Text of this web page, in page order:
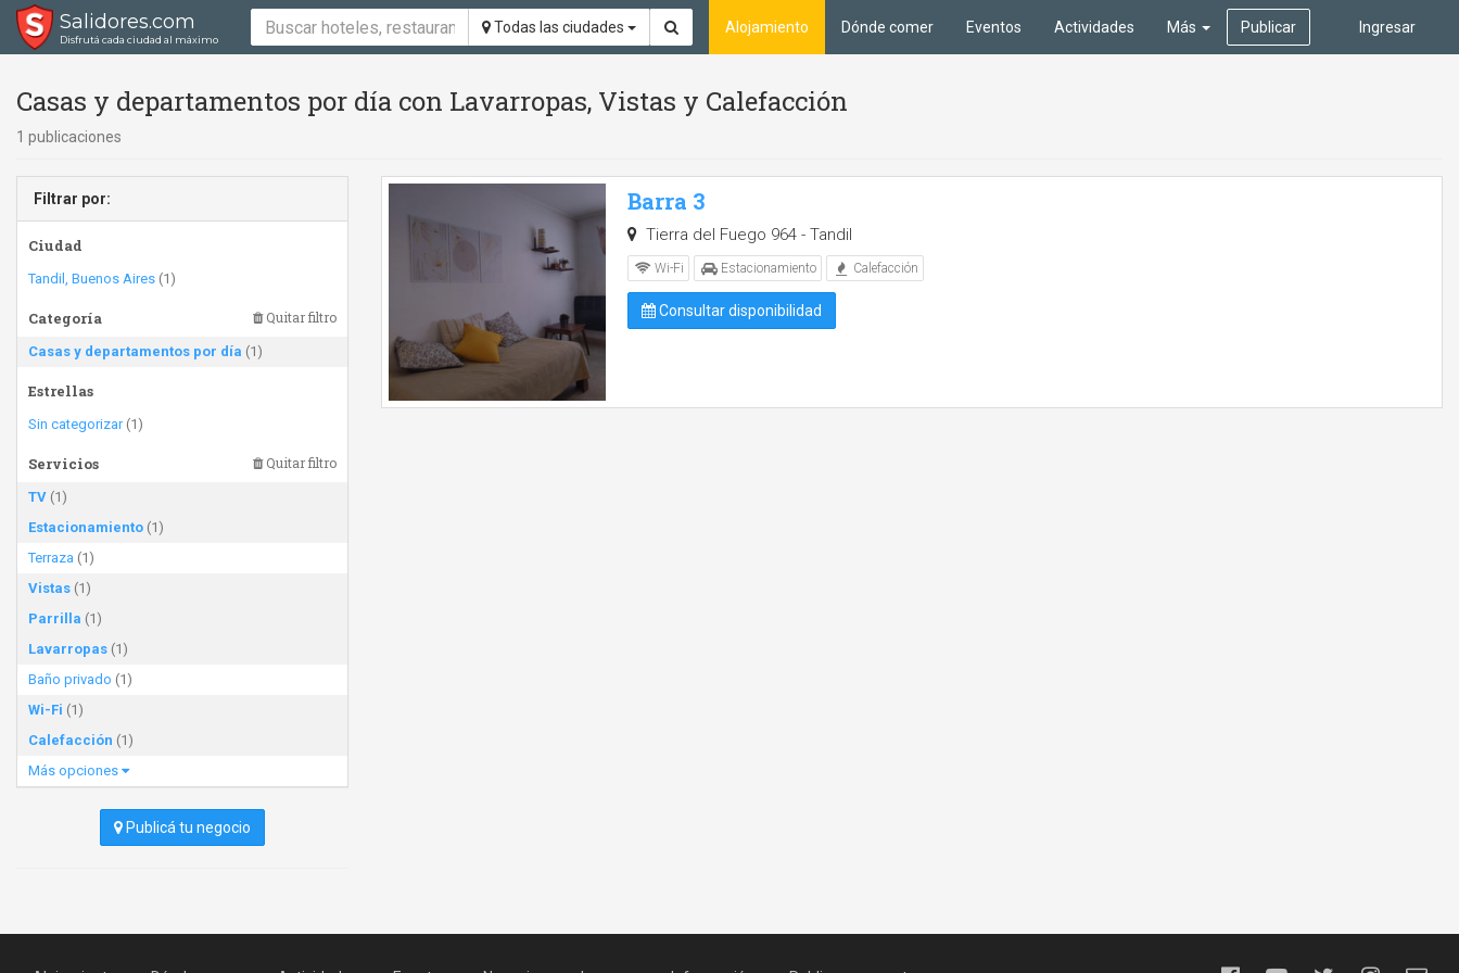
Salidores.com
Disfrutá cada ciudad al máximo
Todas las ciudades Ingresar
Alojamiento Dónde comer Eventos Actividades Más Publicar
Casas y departamentos por día con Lavarropas, Vistas y Calefacción
1 publicaciones
Filtrar por:
Ciudad
Tandil, Buenos Aires (1)
Categoría Quitar filtro
Casas y departamentos por día (1)
Estrellas
Sin categorizar(1)
Servicios Quitar filtro
TV (1)
Estacionamiento (1)
Terraza (1)
Vistas (1)
Parrilla (1)
Lavarropas (1)
Baño privado (1)
Wi-Fi (1)
Calefacción (1)
Más opciones
Publicá tu negocio
Barra 3
Tierra del Fuego 964 - Tandil
Wi-Fi Estacionamiento Calefacción
Consultar disponibilidad